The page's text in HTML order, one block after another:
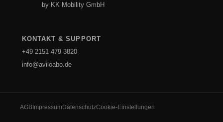
by KK Mobility GmbH
KONTAKT & SUPPORT
+49 2151 479 3820
info@aviloabo.de
AGB Impressum DatenschutzCookie-Einstellungen